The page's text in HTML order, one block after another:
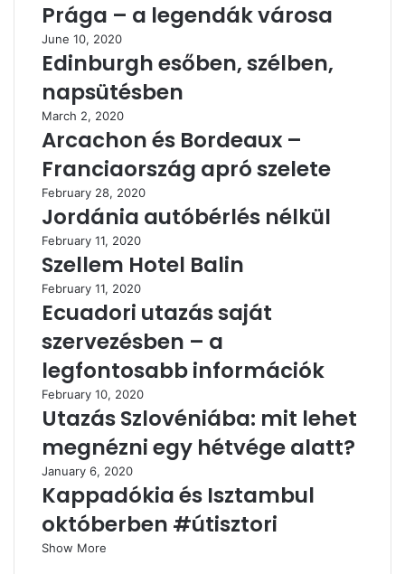
Prága – a legendák városa
June 10, 2020
Edinburgh esőben, szélben,
napsütésben
March 2, 2020
Arcachon és Bordeaux –
Franciaország apró szelete
February 28, 2020
Jordánia autóbérlés nélkül
February 11, 2020
Szellem Hotel Balin
February 11, 2020
Ecuadori utazás saját
szervezésben – a
legfontosabb információk
February 10, 2020
Utazás Szlovéniába: mit lehet
megnézni egy hétvége alatt?
January 6, 2020
Kappadókia és Isztambul
októberben #útisztori
Show More